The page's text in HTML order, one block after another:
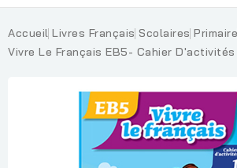
Accueil Livres Français Scolaires Primaire
Vivre Le Français EB5- Cahier D'activités